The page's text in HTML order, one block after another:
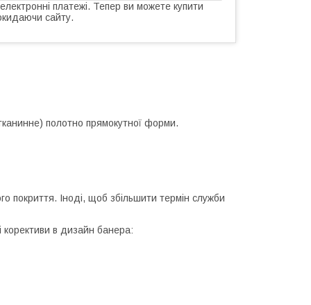
платежі. Тепер ви можете купити
сайту.
полотно прямокутної форми.
покриття. Іноді, щоб збільшити термін служби
корективи в дизайн банера: